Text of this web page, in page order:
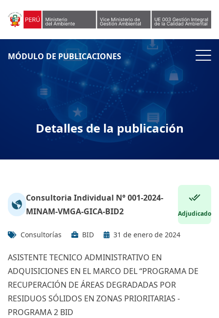
MÓDULO DE PUBLICACIONES
Detalles de la publicación
Consultoria Individual N° 001-2024-
MINAM-VMGA-GICA-BID2
Adjudicado
Consultorías BID 31 de enero de 2024
ASISTENTE TECNICO ADMINISTRATIVO EN
ADQUISICIONES EN EL MARCO DEL “PROGRAMA DE
RECUPERACIÓN DE ÁREAS DEGRADADAS POR
RESIDUOS SÓLIDOS EN ZONAS PRIORITARIAS -
PROGRAMA 2 BID